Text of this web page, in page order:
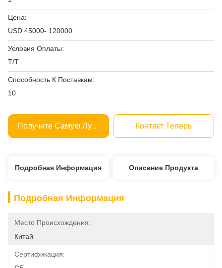
Цена:
USD 45000- 120000
Условия Оплаты:
T/T
Способность К Поставкам:
10
Получите Самую Лучшую Цену Контакт Теперь
Подробная Информация Описание Продукта
Подробная Информация
Место Происхождения:
Китай
Сертификация: